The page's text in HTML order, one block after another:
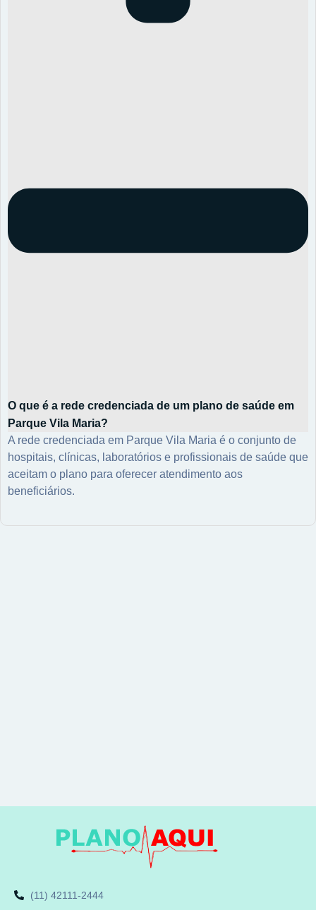
O que é a rede credenciada de um plano de saúde em
Parque Vila Maria?
A rede credenciada em Parque Vila Maria é o conjunto de
hospitais, clínicas, laboratórios e profissionais de saúde que
aceitam o plano para oferecer atendimento aos
beneficiários.
(11) 42111-2444